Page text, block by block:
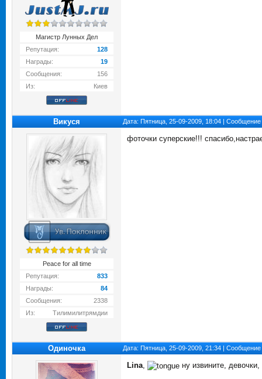
Магистр Лунных Дел
Репутация:
128
Награды:
19
Сообщения:
156
Из:
Киев
Викуся Дата: Пятница, 25-09-2009, 18:04 |
Peace for all time
Репутация:
833
Награды:
84
Сообщения:
2338
Из:
Тилимилитрямдии
фоточки суперские!!!
Одиночка Дата: Пятница, 25-09-2009, 21:34 |
Lina, ну извините,